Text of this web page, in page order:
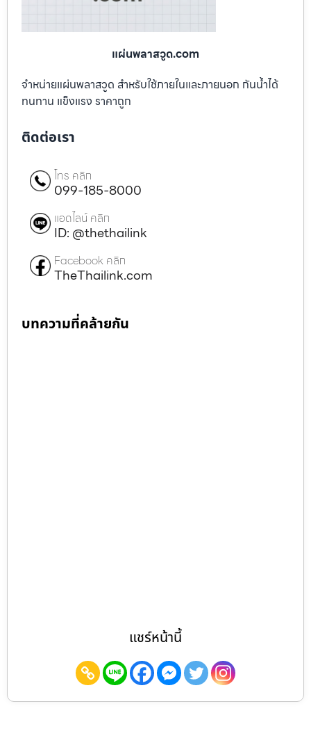
แผ่นพลาสวูด.com
จำหน่ายแผ่นพลาสวูด สำหรับใช้ภายในและภายนอก กันน้ำได้
ทนทาน แข็งแรง ราคาถูก
ติดต่อเรา
โทร คลิก
099-185-8000
แอดไลน์ คลิก
ID: @thethailink
Facebook คลิก
TheThailink.com
บทความที่คล้ายกัน
แชร์หน้านี้